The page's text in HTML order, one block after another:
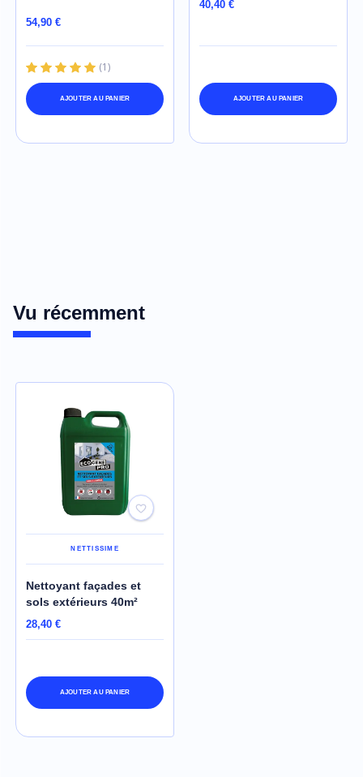
54,90 €
(1)
AJOUTER AU PANIER
40,40 €
AJOUTER AU PANIER
Vu récemment
NETTISSIME
Nettoyant façades et
sols extérieurs 40m²
28,40 €
AJOUTER AU PANIER